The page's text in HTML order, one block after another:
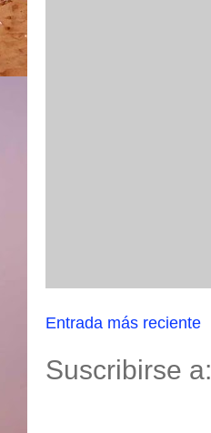
Entrada más reciente
Suscribirse a: